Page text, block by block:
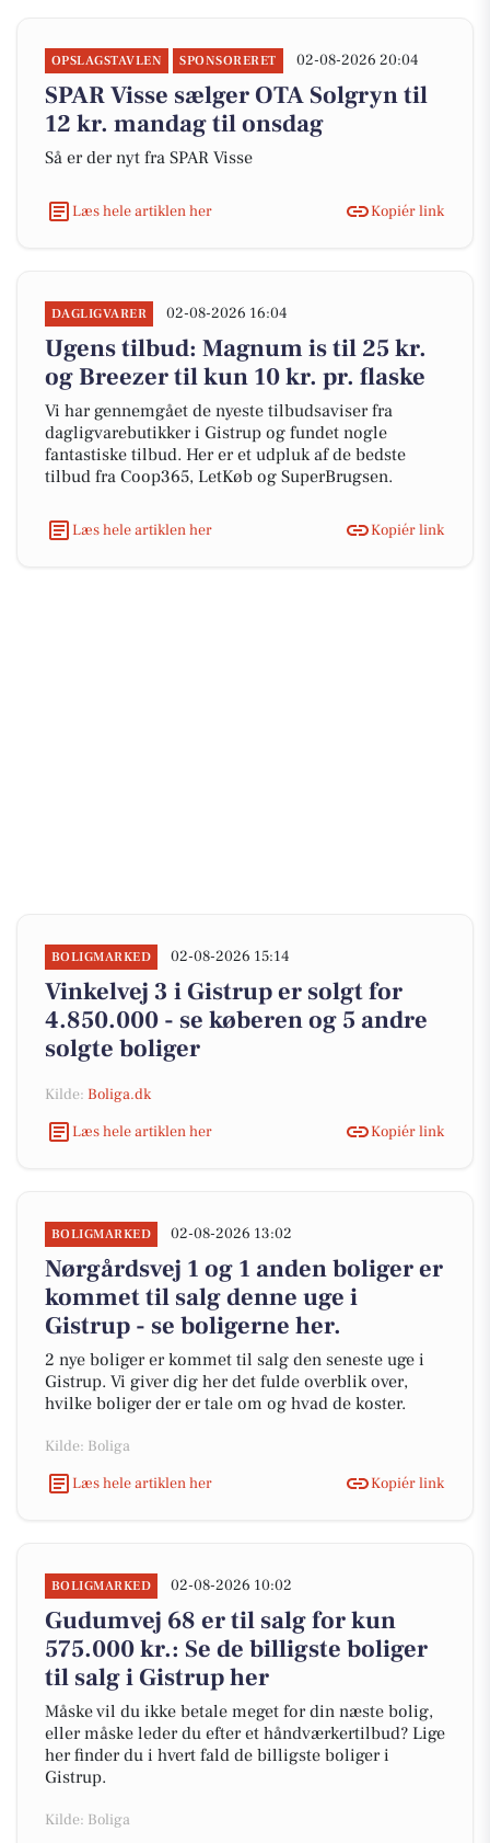
OPSLAGSTAVLEN SPONSORERET 02-08-2026 20:04
SPAR Visse sælger OTA Solgryn til
12 kr. mandag til onsdag
Så er der nyt fra SPAR Visse
Læs hele artiklen her Kopiér link
DAGLIGVARER 02-08-2026 16:04
Ugens tilbud: Magnum is til 25 kr.
og Breezer til kun 10 kr. pr. flaske
Vi har gennemgået de nyeste tilbudsaviser fra
dagligvarebutikker i Gistrup og fundet nogle
fantastiske tilbud. Her er et udpluk af de bedste
tilbud fra Coop365, LetKøb og SuperBrugsen.
Læs hele artiklen her Kopiér link
BOLIGMARKED 02-08-2026 15:14
Vinkelvej 3 i Gistrup er solgt for
4.850.000 - se køberen og 5 andre
solgte boliger
Kilde: Boliga.dk
Læs hele artiklen her
Kopiér link
BOLIGMARKED 02-08-2026 13:02
Nørgårdsvej 1 og 1 anden boliger er
kommet til salg denne uge i
Gistrup - se boligerne her.
2 nye boliger er kommet til salg den seneste uge i
Gistrup. Vi giver dig her det fulde overblik over,
hvilke boliger der er tale om og hvad de koster.
Kilde: Boliga
Læs hele artiklen her
Kopiér link
BOLIGMARKED 02-08-2026 10:02
Gudumvej 68 er til salg for kun
575.000 kr.: Se de billigste boliger
til salg i Gistrup her
Måske vil du ikke betale meget for din næste bolig,
eller måske leder du efter et håndværkertilbud? Lige
her finder du i hvert fald de billigste boliger i
Gistrup.
Kilde: Boliga